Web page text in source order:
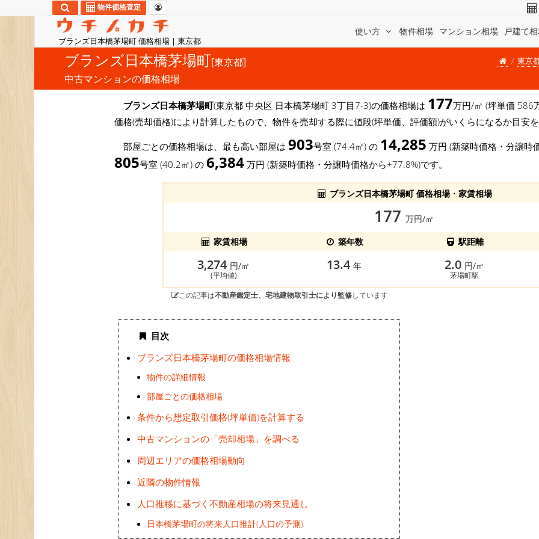
ブランズ日本橋茅場町 価格相場 | 東京都
使い方 物件相場 マンション相場 戸建て
物件価格査定
ブランズ日本橋茅場町[東京都]
中古マンションの価格相場
東京
ブランズ日本橋茅場町(東京都 中央区 日本橋茅場町 3丁目7-3)の価格相場は 177万円/㎡ (坪単価 586
価格(売却価格)により計算したもので、物件を売却する際に値段(坪単価、評価額)がいくらになるか目安
部屋ごとの価格相場は、最も高い部屋は 903号室 (74.4㎡) の 14,285 万円 (新築時価格・分譲時
805号室 (40.2㎡) の 6,384万円 (新築時価格・分譲時価格から+77.8%)です。
ブランズ日本橋茅場町 価格相場・家賃相場
177万円/㎡
家賃相場
築年数 駅距離
3,274 円/㎡
(平均値)
13.4 年 2.0 円/㎡
茅場町駅
この記事は不動産鑑定士、宅地建物取引士により監修しています
目次
ブランズ日本橋茅場町の価格相場情報
物件の詳細情報
部屋ごとの価格相場
条件から想定取引価格(坪単価)を計算する
中古マンションの「売却相場」を調べる
周辺エリアの価格相場動向
近隣の物件情報
人口推移に基づく不動産相場の将来見通し
日本橋茅場町の将来人口推計(人口の予測)